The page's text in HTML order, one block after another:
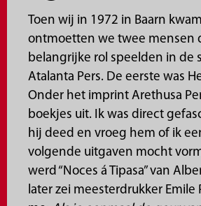
Toen wij in 1972 in Baarn
ontmoetten we twee mensen
belangrijke rol speelden in de
Atalanta Pers. De eerste was
Onder het imprint Arethusa
boekjes uit. Ik was direct
hij deed en vroeg hem of ik
volgende uitgaven mocht
werd “Noces á Tipasa” van
later zei meesterdrukker